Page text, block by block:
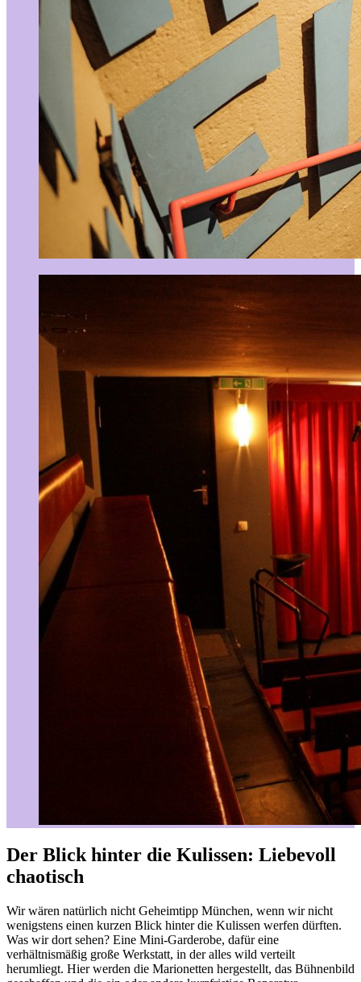
Der Blick hinter die Kulissen: Liebevoll
chaotisch
Wir wären natürlich nicht Geheimtipp München, wenn wir nicht
wenigstens einen kurzen Blick hinter die Kulissen werfen dürften.
Was wir dort sehen? Eine Mini-Garderobe, dafür eine
verhältnismäßig große Werkstatt, in der alles wild verteilt
herumliegt. Hier werden die Marionetten hergestellt, das Bühnenbild